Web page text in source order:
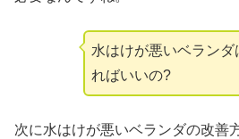
水はけが悪いベラン
ればいいの?
次に水はけが悪いベランダの改善